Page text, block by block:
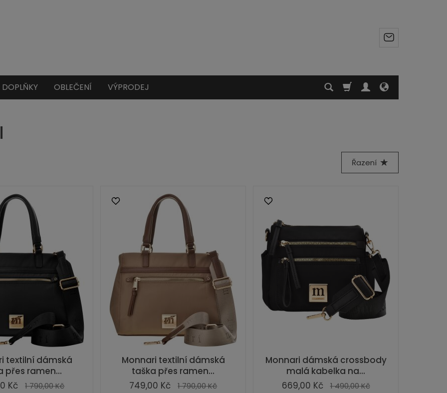
DOPLŇKY OBLEČENÍ VÝPRODEJ
Řazení
textilní dámská
přes ramen...
Kč
1 790,00 Kč
Monnari textilní dámská
taška přes ramen...
749,00 Kč
1 790,00 Kč
Monnari dámská crossbody
malá kabelka na...
669,00 Kč
1 490,00 Kč